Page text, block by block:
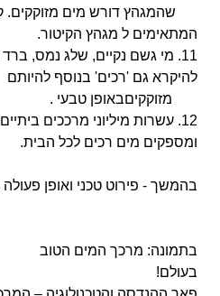
שהמגהץ דורש מים מזוקקים.
המתאימים ל מגהץ הקיטור.
11. מי גשם נקיים, שלג נמס, ברד
להיקרא גם 'רכים' בנוסף להיותם
מזוקקיםבאופן טבעי .
12. עשרות מיליוני מרככים
ומספקים מים רכים לכל הבית.
בהמשך - פירוט טכני ואופן
בתמונה: מרכך המים הטוב